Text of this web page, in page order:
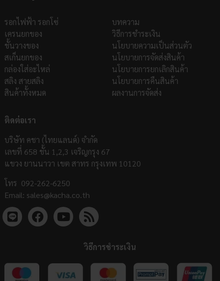
รอกไฟฟ้า รอกโซ่
เครนยกของ
ชั้นวางของ
สเก็นยกของ
กล่องใส่อะไหล่
สลิง สายสลิง
สินค้าทั้งหมด
บทความ
วิธีการชำระเงิน
นโยบายความเป็นส่วนตัว
นโยบายการจัดส่งสินค้า
นโยบายการยกเลิกสินค้า
นโยบายการคืนสินค้า
ผลงานการจัดส่ง
ติดต่อเรา
บริษัท คชา (ไทยแลนด์) จำกัด
เลขที่ 658 ชั้น 1,2,3 เจริญกรุง 67
แขวง ยานนาวา เขต สาทร กรุงเทพ 10120
โทร 092-262-6250
Email: sales@kacha.co.th
วิธีการชำระเงิน